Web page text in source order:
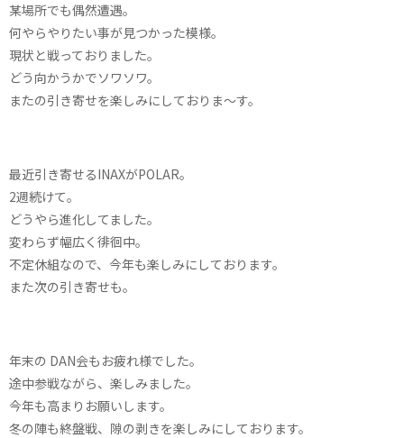
某場所でも偶然遭遇。
何やらやりたい事が見つかった模様。
現状と戦っておりました。
どう向かうかでソワソワ。
またの引き寄せを楽しみにしておりま〜す。
最近引き寄せるINAXがPOLAR。
2週続けて。
どうやら進化してました。
変わらず幅広く徘徊中。
不定休組なので、今年も楽しみにしております。
また次の引き寄せも。
年末の DAN会もお疲れ様でした。
途中参戦ながら、楽しみました。
今年も高まりお願いします。
冬の陣も終盤戦、隙の剥きを楽しみにしております。